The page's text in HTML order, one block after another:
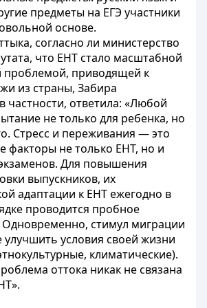
предметы на ЕГЭ участники
основе.
согласно ли министерство
что ЕНТ стало масштабной
проблемой, приводящей к
из страны, Забира
частности, ответила: «Любой
не только для ребенка, но
Стресс и переживания — это
факторы не только ЕНТ, но и
Для повышения
выпускников, их
адаптации к ЕНТ ежегодно в
проводится пробное
Одновременно, стимул миграции
условия своей жизни
климатические).
оттока никак не связана